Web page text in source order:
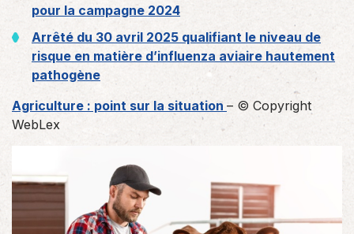
pour la campagne 2024
Arrêté du 30 avril 2025 qualifiant le niveau de
risque en matière d’influenza aviaire hautement
pathogène
Agriculture : point sur la situation – © Copyright
WebLex